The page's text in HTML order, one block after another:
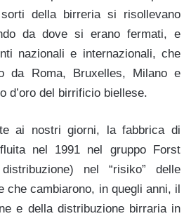
della birreria si risollevano
da dove si erano fermati, e
nazionali e internazionali, che
da Roma, Bruxelles, Milano e
d’oro del birrificio biellese.
ai nostri giorni, la fabbrica di
nel 1991 nel gruppo Forst
nel “risiko” delle
che cambiarono, in quegli anni, il
e della distribuzione birraria in